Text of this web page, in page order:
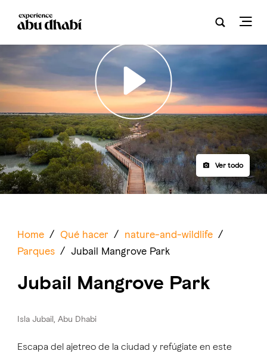
Play
Ver todo
Home / Qué hacer / nature-and-wildlife /
Parques / Jubail Mangrove Park
Jubail Mangrove Park
Isla Jubail, Abu Dhabi
Escapa del ajetreo de la ciudad y refúgiate en este